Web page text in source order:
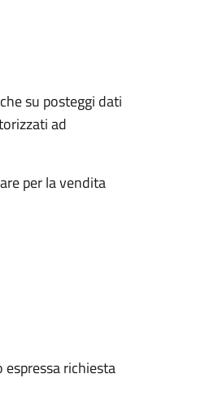
su posteggi dati
ad
per la vendita
richiesta